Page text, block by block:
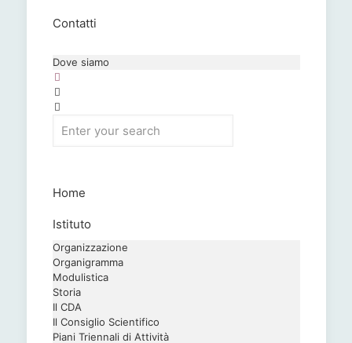
Contatti
Dove siamo
Home
Istituto
Organizzazione
Organigramma
Modulistica
Storia
Il CDA
Il Consiglio Scientifico
Piani Triennali di Attività